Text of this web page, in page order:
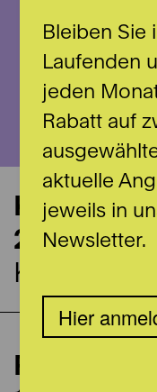
21.06.2027
Konsibern
10.
Poiesis
Bleiben Sie
Laufenden
jeden
Rabatt auf
aktuelle
jeweils in
Newsletter.
Hier